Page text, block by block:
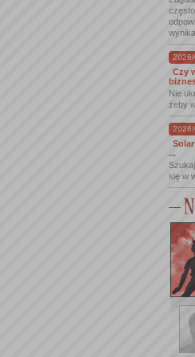
2026/
Czy
Nie
żeby
...
się w